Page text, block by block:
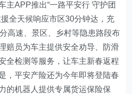
主APP推出“一路平安行 守护团
全天候响应市区30分钟达，充
高速、景区、乡村等隐患路段布
赔员为车主提供安全劝导、防滑
全检测等服务，让车主新春返程
，平安产险还为今年即将登陆春
的机器人提供专属货运保险保